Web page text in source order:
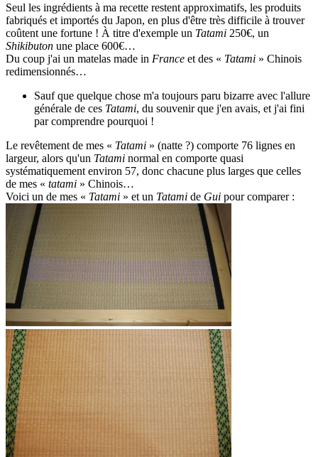
Seul les ingrédients à ma recette restent approximatifs, les produits
fabriqués et importés du Japon, en plus d'être très difficile à trouver
coûtent une fortune ! À titre d'exemple un Tatami 250€, un
Shikibuton une place 600€…
Du coup j'ai un matelas made in France et des « Tatami » Chinois
redimensionnés…
Sauf que quelque chose m'a toujours paru bizarre avec l'allure
générale de ces Tatami, du souvenir que j'en avais, et j'ai fini
par comprendre pourquoi !
Le revêtement de mes « Tatami » (natte ?) comporte 76 lignes en
largeur, alors qu'un Tatami normal en comporte quasi
systématiquement environ 57, donc chacune plus larges que celles
de mes « tatami » Chinois…
Voici un de mes « Tatami » et un Tatami de Gui pour comparer :